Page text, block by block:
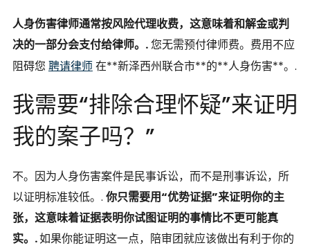
人身伤害律师通常按风险代理收费，这意味着和解金或判
决的一部分会支付给律师。.您无需预付律师费。费用不应
阻碍您 聘请律师在**新泽西州联合市**的**人身伤害**。.
我需要“排除合理怀疑”来证明
我的案子吗？”
不。因为人身伤害案件是民事诉讼，而不是刑事诉讼，所
以证明标准较低。. 你只需要用“优势证据”来证明你的主
张，这意味着证据表明你试图证明的事情比不更可能真
实。.如果你能证明这一点，陪审团就应该做出有利于你的